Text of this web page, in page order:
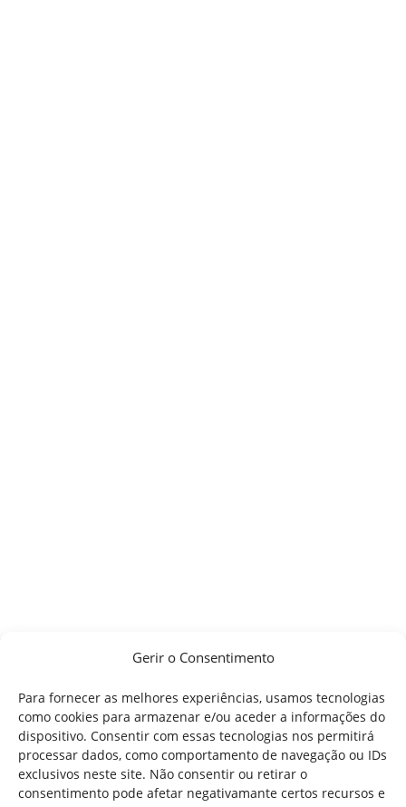
Gerir o Consentimento
Para fornecer as melhores experiências, usamos tecnologias
como cookies para armazenar e/ou aceder a informações do
dispositivo. Consentir com essas tecnologias nos permitirá
processar dados, como comportamento de navegação ou IDs
exclusivos neste site. Não consentir ou retirar o
consentimento pode afetar negativamante certos recursos e